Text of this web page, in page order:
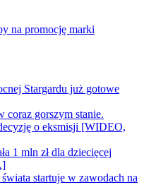
Stargardu już gotowe
coraz gorszym stanie.
o eksmisji [WIDEO,
1 mln zł dla dziecięcej
startuje w zawodach na